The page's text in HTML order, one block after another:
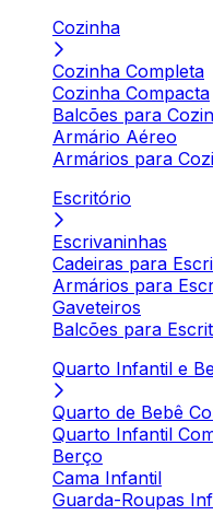
Cozinha
Cozinha Completa
Cozinha Compacta
Balcões para
Armário Aéreo
Armários para
Escritório
Escrivaninhas
Cadeiras para
Armários para
Gaveteiros
Balcões para
Quarto Infantil e
Quarto de Bebê
Quarto Infantil
Berço
Cama Infantil
Guarda-Roupas